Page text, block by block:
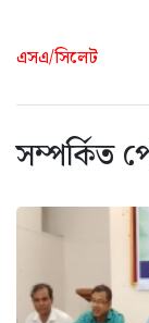
এসএ/সিলেট
সম্পর্কিত